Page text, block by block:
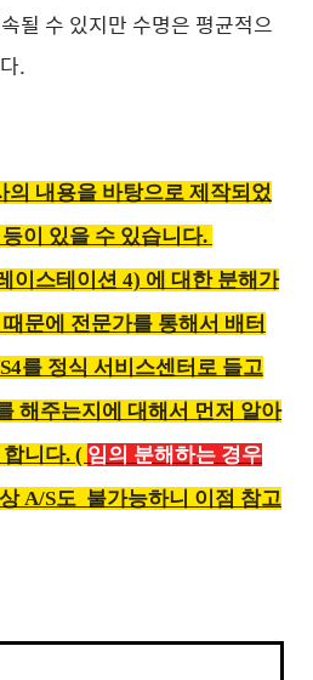
될 수 있지만 수명은 평균적으
.
의 내용을 바탕으로 제작되었
이 있을 수 있습니다.
이스테이션 4) 에 대한 분해가
문에 전문가를 통해서 배터
를 정식 서비스센터로 들고
해주는지에 대해서 먼저 알아
니다. ( 임의 분해하는 경우
A/S도 불가능하니 이점 참고